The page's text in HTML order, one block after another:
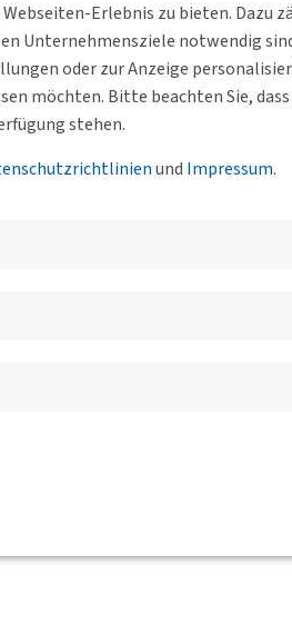
Erlebnis zu bieten. Dazu
Unternehmensziele notwendig
oder zur Anzeige
möchten. Bitte beachten Sie,
stehen.
und Impressum.